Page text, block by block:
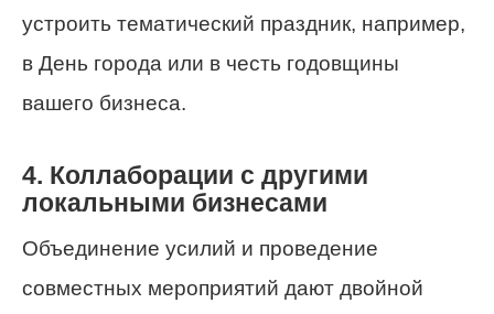
устроить тематический праздник, например,
в День города или в честь годовщины
вашего бизнеса.
4. Коллаборации с другими
локальными бизнесами
Объединение усилий и проведение
совместных мероприятий дают двойной